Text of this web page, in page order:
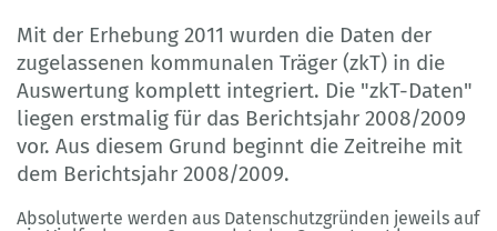
Mit der Erhebung 2011 wurden die Daten der
zugelassenen kommunalen Träger (zkT) in die
Auswertung komplett integriert. Die "zkT-Daten"
liegen erstmalig für das Berichtsjahr 2008/2009
vor. Aus diesem Grund beginnt die Zeitreihe mit
dem Berichtsjahr 2008/2009.
Absolutwerte werden aus Datenschutzgründen jeweils auf